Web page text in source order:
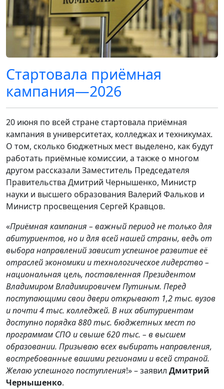
Стартовала приёмная
кампания—2026
20 июня по всей стране стартовала приёмная
кампания в университетах, колледжах и техникумах.
О том, сколько бюджетных мест выделено, как будут
работать приёмные комиссии, а также о многом
другом рассказали Заместитель Председателя
Правительства Дмитрий Чернышенко, Министр
науки и высшего образования Валерий Фальков и
Министр просвещения Сергей Кравцов.
«Приёмная кампания – важный период не только для
абитуриентов, но и для всей нашей страны, ведь от
выбора направлений зависит успешное развитие её
отраслей экономики и технологическое лидерство –
национальная цель, поставленная Президентом
Владимиром Владимировичем Путиным. Перед
поступающими свои двери открывают 1,2 тыс. вузов
и почти 4 тыс. колледжей. В них абитуриентам
доступно порядка 880 тыс. бюджетных мест по
программам СПО и свыше 620 тыс. – в высшем
образовании. Призываю всех выбирать направления,
востребованные вашими регионами и всей страной.
Желаю успешного поступления!» – заявил Дмитрий
Чернышенко.